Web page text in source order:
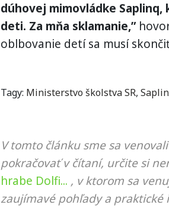
dúhovej mimovládke Saplinq,
deti. Za mňa sklamanie,”
oblbovanie detí sa musí
Tagy: Ministerstvo školstva SR,
V tomto článku sme sa
pokračovať v čítaní, určite si
hrabe Dolfi... , v ktorom sa
zaujímavé pohľady a praktické